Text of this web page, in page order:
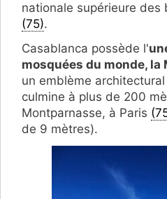
nationale supérieure des
(75).
Casablanca possède l'
mosquées du monde, la
un emblème
culmine à plus de 200
Montparnasse, à Paris
de 9 mètres).